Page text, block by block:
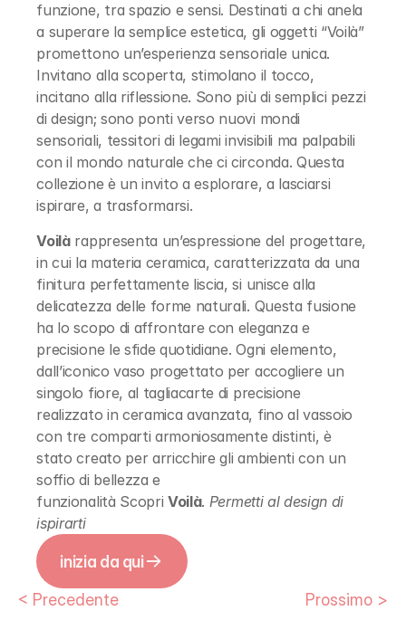
funzione, tra spazio e sensi. Destinati a chi anela
a superare la semplice estetica, gli oggetti “Voilà”
promettono un’esperienza sensoriale unica.
Invitano alla scoperta, stimolano il tocco,
incitano alla riflessione. Sono più di semplici pezzi
di design; sono ponti verso nuovi mondi
sensoriali, tessitori di legami invisibili ma palpabili
con il mondo naturale che ci circonda. Questa
collezione è un invito a esplorare, a lasciarsi
ispirare, a trasformarsi.
Voilà rappresenta un’espressione del progettare,
in cui la materia ceramica, caratterizzata da una
finitura perfettamente liscia, si unisce alla
delicatezza delle forme naturali. Questa fusione
ha lo scopo di affrontare con eleganza e
precisione le sfide quotidiane. Ogni elemento,
dall’iconico vaso progettato per accogliere un
singolo fiore, al tagliacarte di precisione
realizzato in ceramica avanzata, fino al vassoio
con tre comparti armoniosamente distinti, è
stato creato per arricchire gli ambienti con un
soffio di bellezza e
funzionalità Scopri Voilà. Permetti al design di
ispirarti
inizia da qui
< Precedente Prossimo >